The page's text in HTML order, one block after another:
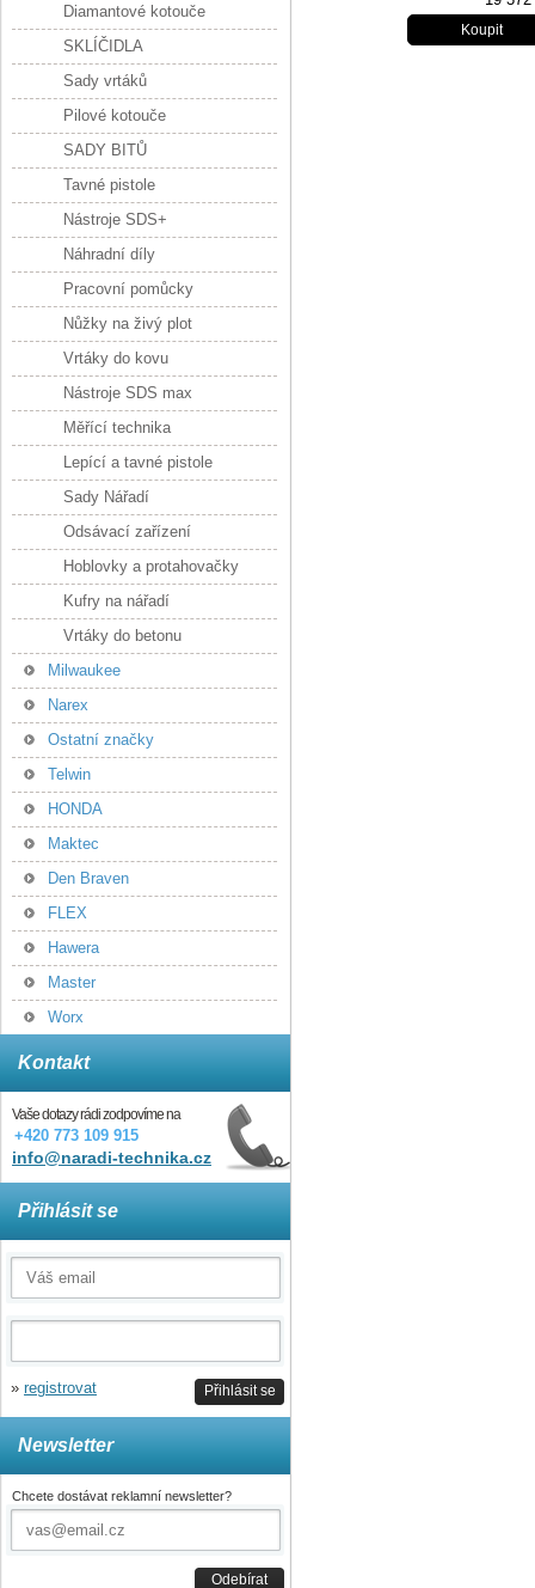
Diamantové kotouče
SKLÍČIDLA
Sady vrtáků
Pilové kotouče
SADY BITŮ
Tavné pistole
Nástroje SDS+
Náhradní díly
Pracovní pomůcky
Nůžky na živý plot
Vrtáky do kovu
Nástroje SDS max
Měřící technika
Lepící a tavné pistole
Sady Nářadí
Odsávací zařízení
Hoblovky a protahovačky
Kufry na nářadí
Vrtáky do betonu
Milwaukee
Narex
Ostatní značky
Telwin
HONDA
Maktec
Den Braven
FLEX
Hawera
Master
Worx
Kontakt
Vaše dotazy rádi zodpovíme na
+420 773 109 915
info@naradi-technika.cz
Přihlásit se
Přihlásit se
» registrovat
Newsletter
Chcete dostávat reklamní newsletter?
Odebírat